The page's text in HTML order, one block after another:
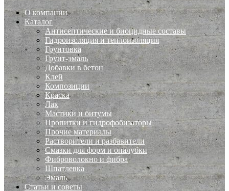
О компании
Каталог
Антисептические и биоцидные составы
Гидроизоляция и теплоизоляция
Грунтовка
Грунт-эмаль
Добавки в бетон
Клей
Композиции
Краска
Лак
Мастики и битумы
Пропитки и гидрофобизаторы
Прочие материалы
Растворители и разбавители
Смазки для форм и опалубки
Фиброволокно и фибра
Шпатлевка
Эмаль
Статьи и советы